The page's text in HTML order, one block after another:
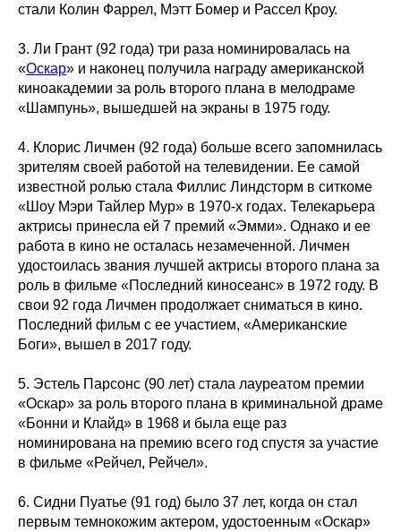
стали Колин Фаррел, Мэтт Бомер и Рассел Кроу.
3. Ли Грант (92 года) три раза номинировалась на
«Оскар» и наконец получила награду американской
киноакадемии за роль второго плана в мелодраме
«Шампунь», вышедшей на экраны в 1975 году.
4. Клорис Личмен (92 года) больше всего запомнилась
зрителям своей работой на телевидении. Ее самой
известной ролью стала Филлис Линдсторм в ситкоме
«Шоу Мэри Тайлер Мур» в 1970-х годах. Телекарьера
актрисы принесла ей 7 премий «Эмми». Однако и ее
работа в кино не осталась незамеченной. Личмен
удостоилась звания лучшей актрисы второго плана за
роль в фильме «Последний киносеанс» в 1972 году. В
свои 92 года Личмен продолжает сниматься в кино.
Последний фильм с ее участием, «Американские
Боги», вышел в 2017 году.
5. Эстель Парсонс (90 лет) стала лауреатом премии
«Оскар» за роль второго плана в криминальной драме
«Бонни и Клайд» в 1968 и была еще раз
номинирована на премию всего год спустя за участие
в фильме «Рейчел, Рейчел».
6. Сидни Пуатье (91 год) было 37 лет, когда он стал
первым темнокожим актером, удостоенным «Оскар»